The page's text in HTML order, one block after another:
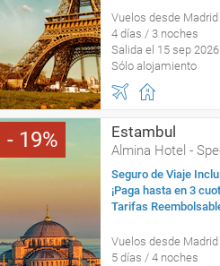
Vuelos desde Madrid
4 días / 3 noches
Salida el 15 sep 2026
Sólo alojamiento
19 Estambul
Almina Hotel -
Seguro de Viaje
¡Paga hasta en 3
Tarifas
Vuelos desde Madrid
5 días / 4 noches